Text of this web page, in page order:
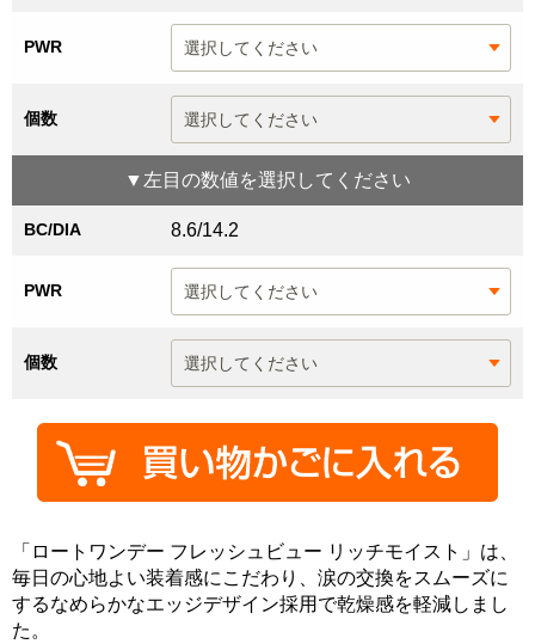
PWR
個数
▼ 左目 の数値を選択してください
BC/DIA 8.6/14.2
PWR
個数
「ロートワンデー フレッシュビュー リッチモイスト」は、
毎日の心地よい装着感にこだわり、涙の交換をスムーズに
するなめらかなエッジデザイン採用で乾燥感を軽減しまし
た。